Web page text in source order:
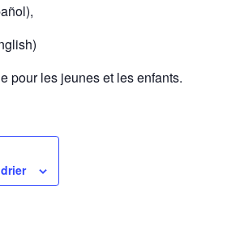
pour les jeunes et les enfants.